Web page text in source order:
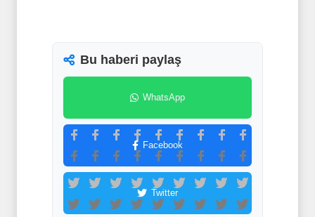
Bu haberi paylaş
WhatsApp
Facebook
Twitter